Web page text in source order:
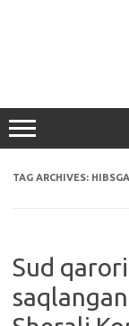
TAG ARCHIVES:
Sud